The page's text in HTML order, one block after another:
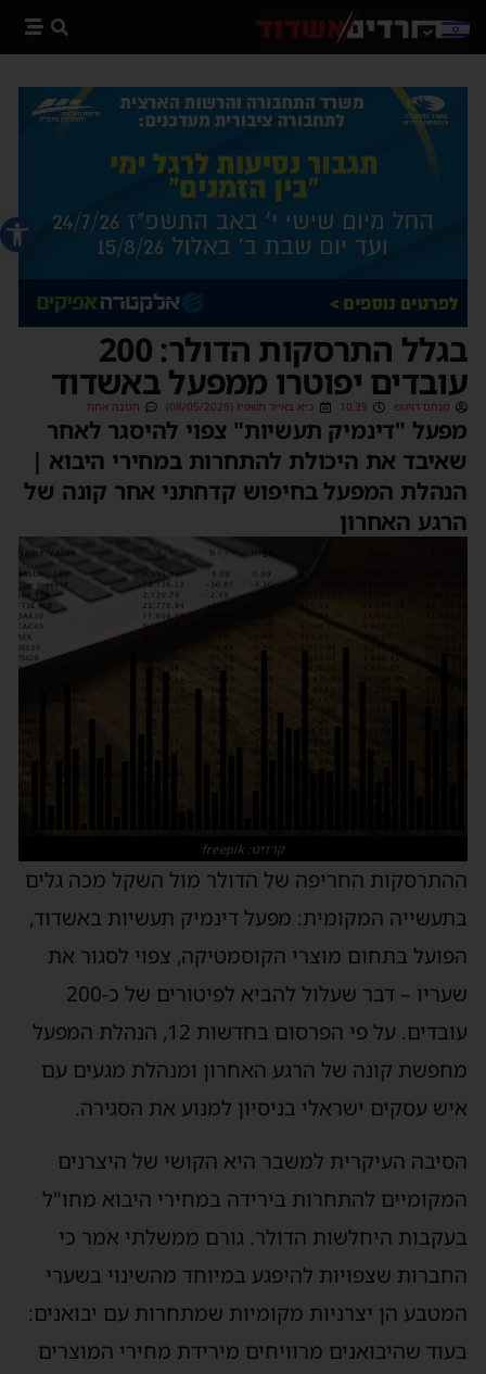
פתח
בגלל התרסקות הדולר: 200
עובדים יפוטרו ממפעל באשדוד
מנחם דויטש 10:39 כ״א באייר תשפ״ו (08/05/2026) תגובה אחת
מפעל "דינמיק תעשיות" צפוי להיסגר לאחר
שאיבד את היכולת להתחרות במחירי היבוא |
הנהלת המפעל בחיפוש קדחתני אחר קונה של
הרגע האחרון
קרדיט: freepik
ההתרסקות החריפה של הדולר מול השקל מכה גלים
בתעשייה המקומית: מפעל דינמיק תעשיות באשדוד,
הפועל בתחום מוצרי הקוסמטיקה, צפוי לסגור את
שעריו – דבר שעלול להביא לפיטורים של כ-200
עובדים. על פי הפרסום בחדשות 12, הנהלת המפעל
מחפשת קונה של הרגע האחרון ומנהלת מגעים עם
איש עסקים ישראלי בניסיון למנוע את הסגירה.
הסיבה העיקרית למשבר היא הקושי של היצרנים
המקומיים להתחרות בירידה במחירי היבוא מחו"ל
בעקבות היחלשות הדולר. גורם ממשלתי אמר כי
החברות שצפויות להיפגע במיוחד מהשינוי בשערי
המטבע הן יצרניות מקומיות שמתחרות עם יבואנים:
בעוד שהיבואנים מרוויחים מירידת מחירי המוצרים